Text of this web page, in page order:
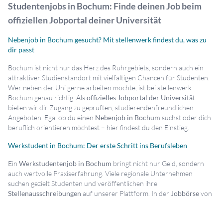
Studentenjobs in Bochum: Finde deinen Job beim
offiziellen Jobportal deiner Universität
Nebenjob in Bochum gesucht? Mit stellenwerk findest du, was zu
dir passt
Bochum ist nicht nur das Herz des Ruhrgebiets, sondern auch ein
attraktiver Studienstandort mit vielfältigen Chancen für Studenten.
Wer neben der Uni gerne arbeiten möchte, ist bei stellenwerk
Bochum genau richtig: Alsoffizielles Jobportal der Universität
bieten wir dir Zugang zu geprüften, studierendenfreundlichen
Angeboten. Egal ob du einen Nebenjob in Bochum suchst oder dich
beruflich orientieren möchtest – hier findest du den Einstieg.
Werkstudent in Bochum: Der erste Schritt ins Berufsleben
Ein Werkstudentenjob in Bochum bringt nicht nur Geld, sondern
auch wertvolle Praxiserfahrung. Viele regionale Unternehmen
suchen gezielt Studenten und veröffentlichen ihre
Stellenausschreibungen auf unserer Plattform. In der Jobbörsevon